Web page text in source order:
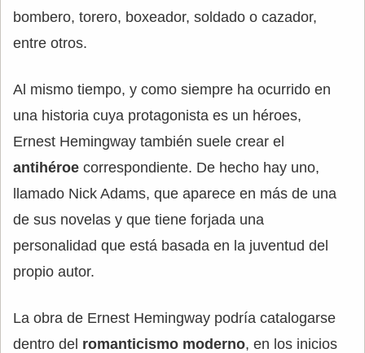
bombero, torero, boxeador, soldado o cazador,
entre otros.
Al mismo tiempo, y como siempre ha ocurrido en
una historia cuya protagonista es un héroes,
Ernest Hemingway también suele crear el
antihéroe correspondiente. De hecho hay uno,
llamado Nick Adams, que aparece en más de una
de sus novelas y que tiene forjada una
personalidad que está basada en la juventud del
propio autor.
La obra de Ernest Hemingway podría catalogarse
dentro del romanticismo moderno, en los inicios